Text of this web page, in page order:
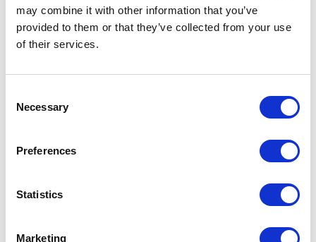
may combine it with other information that you’ve
provided to them or that they’ve collected from your use
of their services.
Selection
Necessary
Preferences
Statistics
Marketing